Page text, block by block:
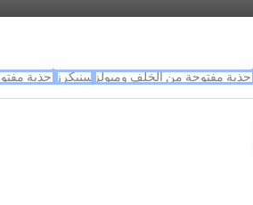
أحذية مفتوحة من الخلف وميولز سنيكرز أحذية